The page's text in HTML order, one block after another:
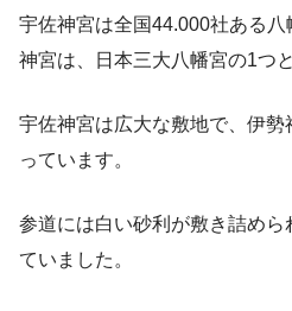
宇佐神宮は全国44.000社ある
神宮は、日本三大八幡宮の1つ
宇佐神宮は広大な敷地で、伊
っています。
参道には白い砂利が敷き詰め
ていました。